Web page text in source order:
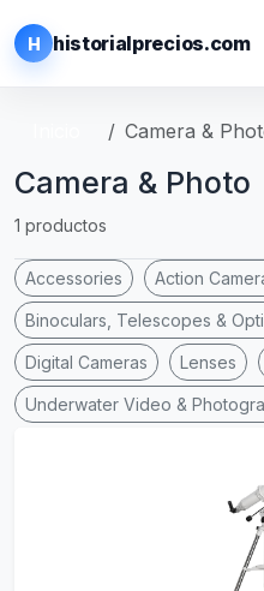
H historialprecios.com
Camera &
Camera & Photo
1 productos
Accessories Action
Binoculars, Telescopes &
Digital Cameras Lenses
Underwater Video &